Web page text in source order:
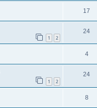
17
1 2
24
4
1 2
24
8